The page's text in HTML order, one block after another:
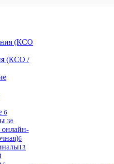
(КСО /
6
36
онлайн-
6
13